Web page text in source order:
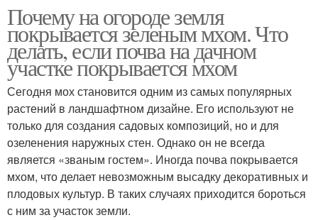
Почему на огороде земля
покрывается зеленым мхом. Что
делать, если почва на дачном
участке покрывается мхом
Сегодня мох становится одним из самых популярных
растений в ландшафтном дизайне. Его используют не
только для создания садовых композиций, но и для
озеленения наружных стен. Однако он не всегда
является «званым гостем». Иногда почва покрывается
мхом, что делает невозможным высадку декоративных и
плодовых культур. В таких случаях приходится бороться
с ним за участок земли.